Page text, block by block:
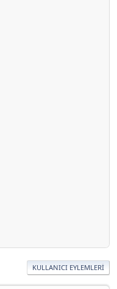
KULLANICI EYLEMLERI